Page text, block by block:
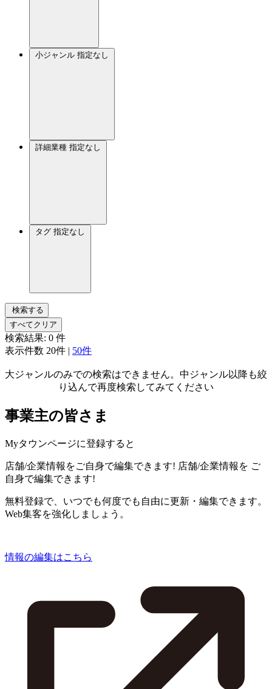
小ジャンル 指定なし
詳細業種 指定なし
タグ 指定なし
検索する
すべてクリア
検索結果: 0 件
表示件数 20件 | 50件
大ジャンルのみでの検索はできません。中ジャンル以降も絞
り込んで再度検索してみてください
事業主の皆さま
Myタウンページに登録すると
店舗/企業情報をご自身で編集できます! 店舗/企業情報を ご
自身で編集できます!
無料登録で、いつでも何度でも自由に更新・編集できます。
Web集客を強化しましょう。
情報の編集はこちら